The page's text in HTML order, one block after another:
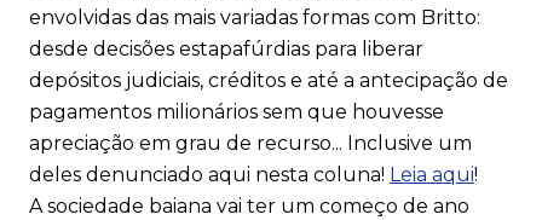
envolvidas das mais variadas formas com Britto:
desde decisões estapafúrdias para liberar
depósitos judiciais, créditos e até a antecipação de
pagamentos milionários sem que houvesse
apreciação em grau de recurso... Inclusive um
deles denunciado aqui nesta coluna! Leia aqui!
A sociedade baiana vai ter um começo de ano